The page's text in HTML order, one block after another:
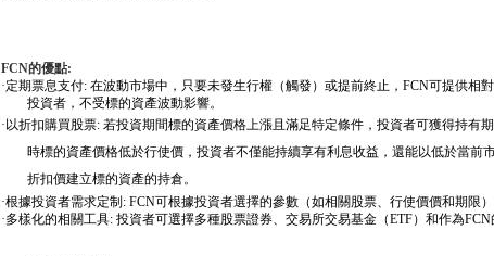
FCN的優點:
·定期票息支付: 在波動市場中，只要未發生行權（觸發）或提前終止， FCN可提供相
投資者，不受標的資產波動影響。
·以折扣購買股票: 若投資期間標的資產價格上漲且滿足特定條件，投資者可獲得持有
時標的資產價格低於行使價，投資者不僅能持續享有利息收益，還能以低於當前
折扣價建立標的資產的持倉。
·根據投資者需求定制: FCN可根據投資者選擇的參數（如相關股票、行使價價和期限
·多樣化的相關工具: 投資者可選擇多種股票證券、交易所交易基金（ETF）和作為FCN